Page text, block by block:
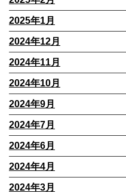
2025年1月
2024年12月
2024年11月
2024年10月
2024年9月
2024年7月
2024年6月
2024年4月
2024年3月